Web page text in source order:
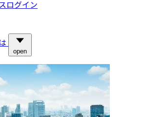
ログイン
open